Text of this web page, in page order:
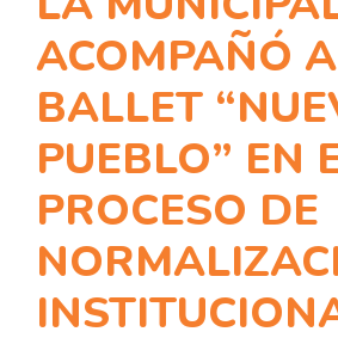
ACOMPAÑÓ
BALLET
PUEBLO” EN
PROCESO DE